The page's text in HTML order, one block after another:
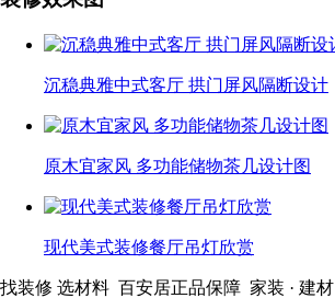
沉稳典雅中式客厅 拱门屏风隔断设计
原木宜家风 多功能储物茶几设计图
现代美式装修餐厅吊灯欣赏
找装修 选材料 百安居正品保障 家装 · 建材